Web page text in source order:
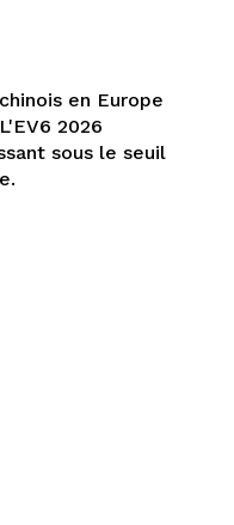
en Europe
2026
sous le seuil